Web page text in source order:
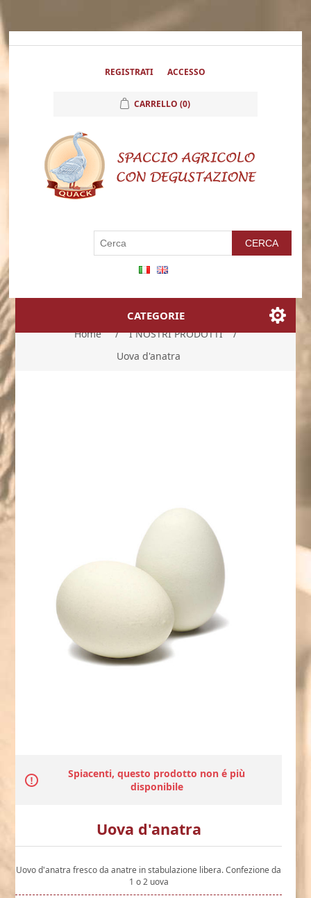
REGISTRATI ACCESSO
CARRELLO (0)
CATEGORIE
Home / I NOSTRI PRODOTTI
/
Uova d'anatra
Spiacenti, questo prodotto non é più
disponibile
Uova d'anatra
Uovo d'anatra fresco da anatre in stabulazione libera. Confezione da
1 o 2 uova